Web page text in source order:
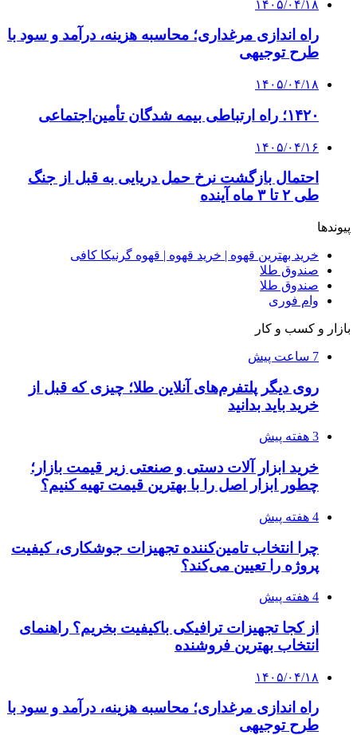
۱۴۰۵/۰۴/۱۸
راه اندازی مرغداری؛ محاسبه هزینه، درآمد و سود با
طرح توجیهی
۱۴۰۵/۰۴/۱۵
فروشگاه کتاب DMDBook | خرید کتاب فانتزی،
۱۴۰۵/۰۴/۱۴
راهنمای جامع خرید تجهیزات اندازه گیری؛ چطور
آربی نوا؛ راهکار هوشمند برای شناسایی
فرصت‌های آربیتراژ ارز دیجیتال
۱۴۰۵/۰۴/۰۶
محبوب شده است؟
۱۴۰۵/۰۳/۳۱
که نباید نادیده بگیرید
پیشنهاد سردبیر
کلیه حقوق متعلق به راهیان اقتصادی می باشد